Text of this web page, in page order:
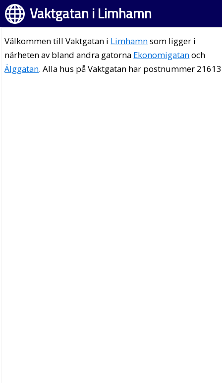
Vaktgatan i Limhamn
Välkommen till Vaktgatan i Limhamnsom ligger i
närheten av bland andra gatorna Ekonomigatanoch
Älggatan. Alla hus på Vaktgatan har postnummer